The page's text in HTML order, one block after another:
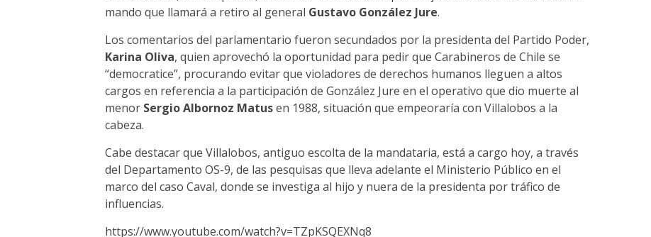
mando que llamará a retiro al general Gustavo González Jure.
Los comentarios del parlamentario fueron secundados por la presidenta del Partido Poder,
Karina Oliva, quien aprovechó la oportunidad para pedir que Carabineros de Chile se
“democratice”, procurando evitar que violadores de derechos humanos lleguen a altos
cargos en referencia a la participación de González Jure en el operativo que dio muerte al
menor Sergio Albornoz Matusen 1988, situación que empeoraría con Villalobos a la
cabeza.
Cabe destacar que Villalobos, antiguo escolta de la mandataria, está a cargo hoy, a través
del Departamento OS-9, de las pesquisas que lleva adelante el Ministerio Público en el
marco del caso Caval, donde se investiga al hijo y nuera de la presidenta por tráfico de
influencias.
https://www.youtube.com/watch?v=TZpKSQEXNq8